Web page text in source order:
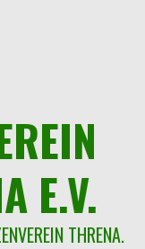
E.V.
THRENA.